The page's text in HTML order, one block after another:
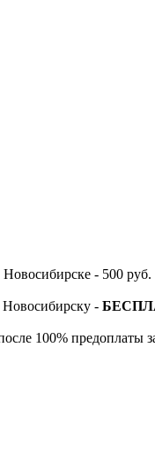
Новосибирске - 500 руб.
Новосибирску -
100% предоплаты